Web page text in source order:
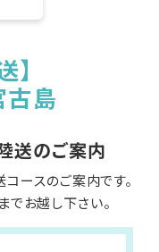
】
古島
送のご案内
ースのご案内です。
お越し下さい。